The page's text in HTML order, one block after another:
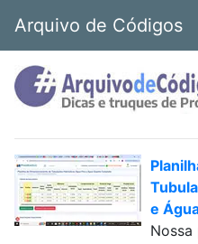
Arquivo de Códigos
e